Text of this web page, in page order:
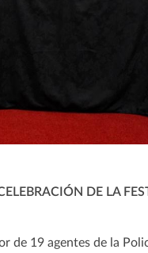
DE LA
de 19 agentes de la